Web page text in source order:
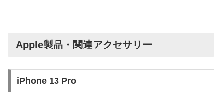
Apple製品・関連アクセサリー
iPhone 13 Pro